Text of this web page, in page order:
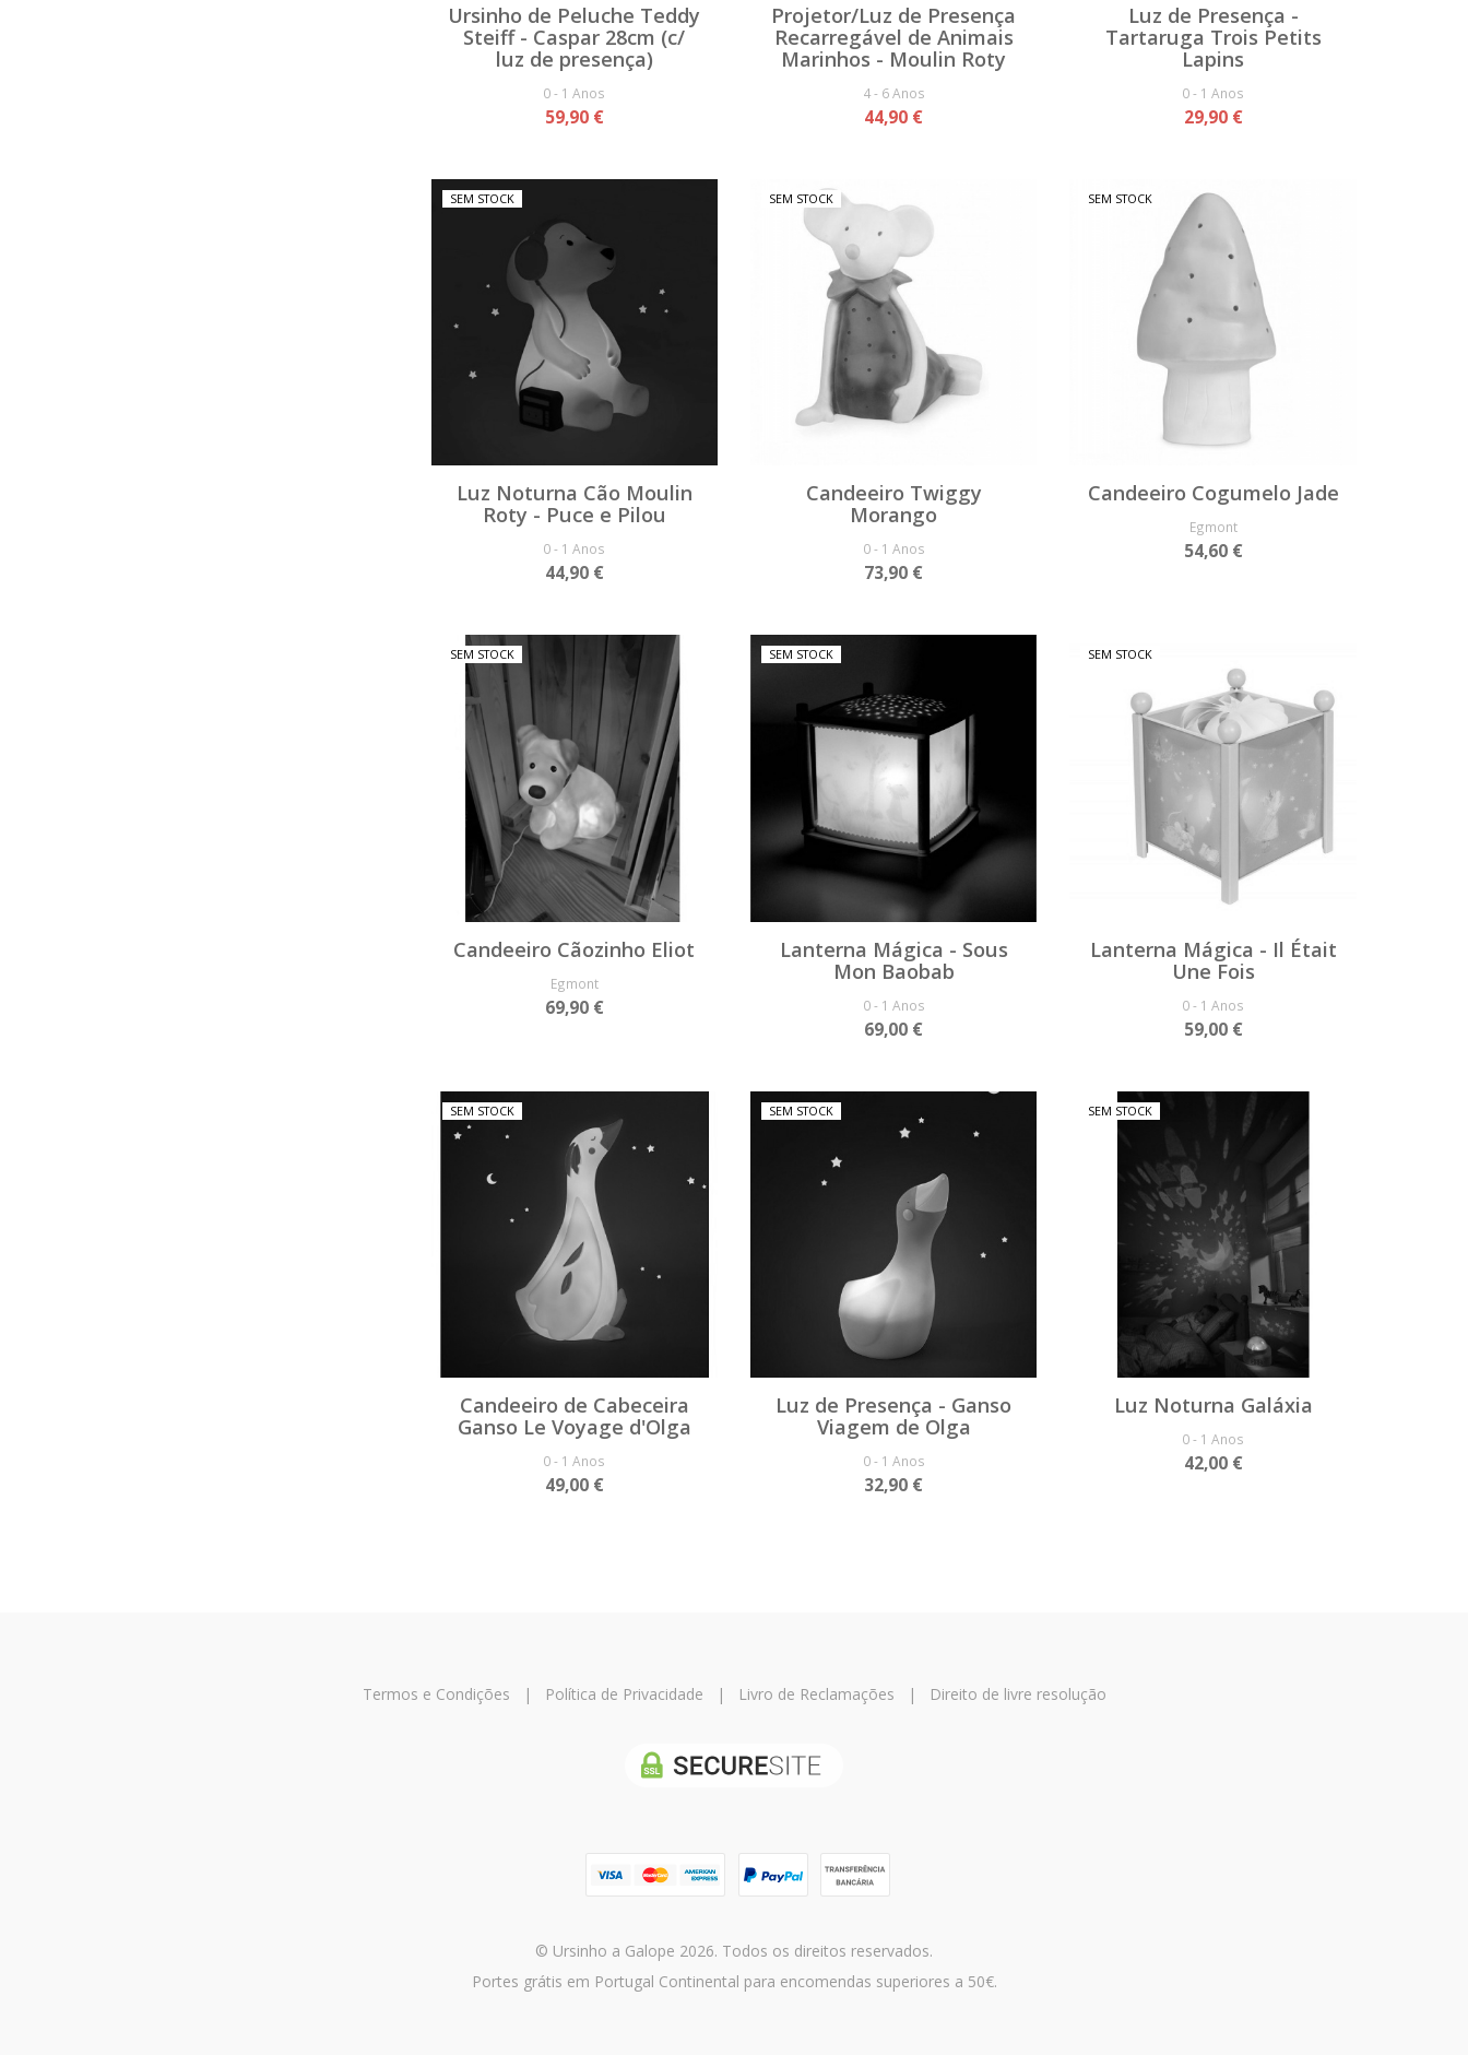
Ursinho de Peluche Teddy
Steiff - Caspar 28cm (c/
luz de presença)
0 - 1 Anos
59,90 €
Projetor/Luz de Presença
Recarregável de Animais
Marinhos - Moulin Roty
4 - 6 Anos
44,90 €
Luz de Presença -
Tartaruga Trois Petits
Lapins
0 - 1 Anos
29,90 €
SEM STOCK
Luz Noturna Cão Moulin
Roty - Puce e Pilou
0 - 1 Anos
44,90 €
SEM STOCK
Candeeiro Twiggy
Morango
0 - 1 Anos
73,90 €
SEM STOCK
Candeeiro Cogumelo Jade
Egmont
54,60 €
SEM STOCK
Candeeiro Cãozinho Eliot
Egmont
69,90 €
SEM STOCK
Lanterna Mágica - Sous
Mon Baobab
0 - 1 Anos
69,00 €
SEM STOCK
Lanterna Mágica - Il Était
Une Fois
0 - 1 Anos
59,00 €
SEM STOCK
Candeeiro de Cabeceira
Ganso Le Voyage d'Olga
0 - 1 Anos
49,00 €
SEM STOCK
Luz de Presença - Ganso
Viagem de Olga
0 - 1 Anos
32,90 €
SEM STOCK
Luz Noturna Galáxia
0 - 1 Anos
42,00 €
Termos e Condições | Política de Privacidade | Livro de Reclamações | Direito de livre resolução
© Ursinho a Galope 2026. Todos os direitos reservados.
Portes grátis em Portugal Continental para encomendas superiores a 50€.